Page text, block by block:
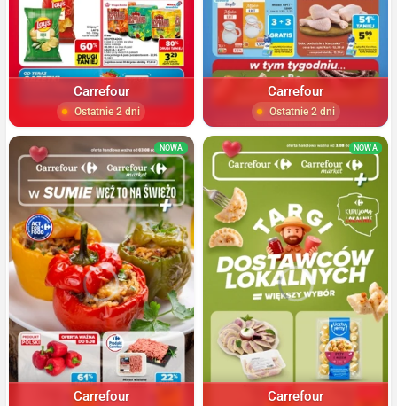
Carrefour
Ostatnie 2 dni
Carrefour
Ostatnie 2 dni
NOWA
Carrefour
NOWA
Carrefour